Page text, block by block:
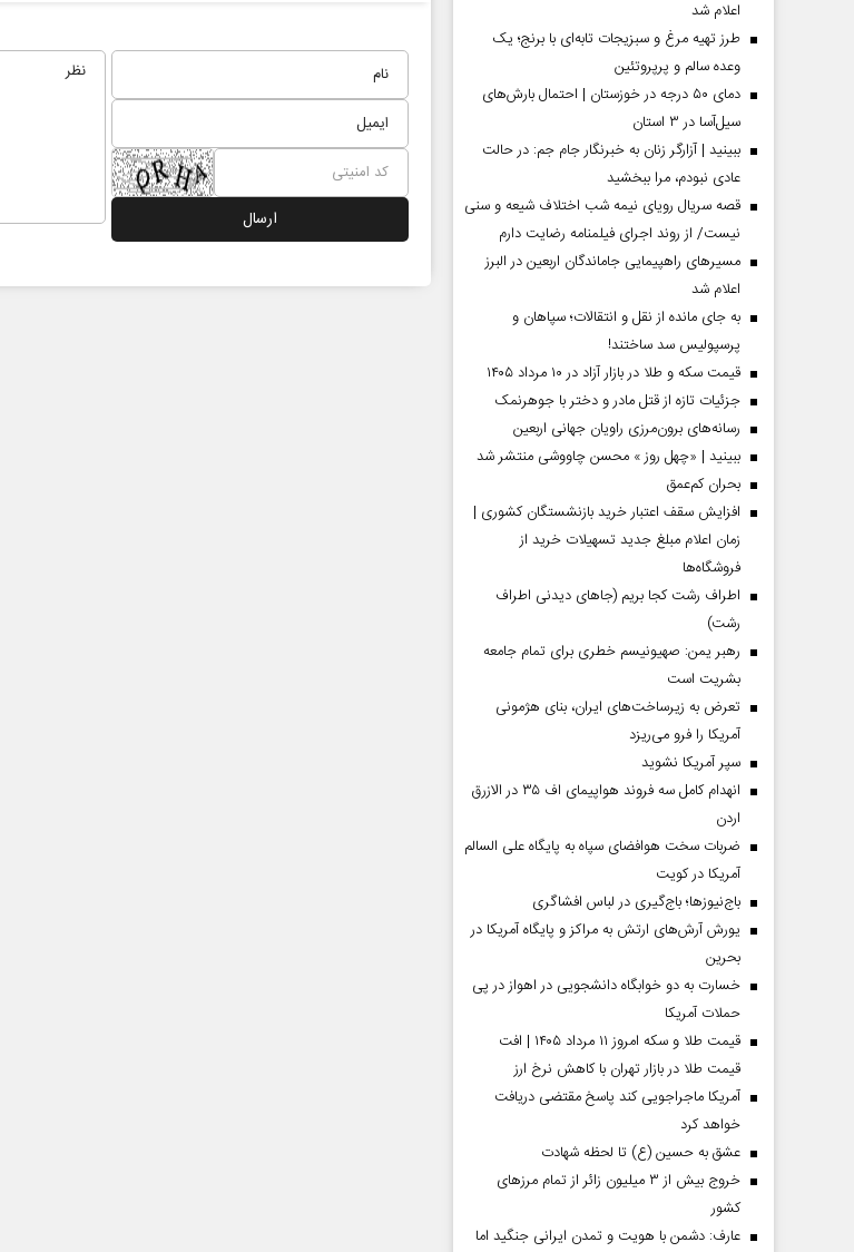
اعلام شد
طرز تهیه مرغ و سبزیجات تابه‌ای با برنج؛ یک
وعده سالم و پرپروتئین
دمای ۵۰ درجه در خوزستان | احتمال بارش‌های
سیل‌آسا در ۳ استان
ببینید | آزارگر زنان به خبرنگار جام جم: در حالت
عادی نبودم، مرا ببخشید
قصه سریال رویای نیمه شب اختلاف شیعه و سنی
نیست/ از روند اجرای فیلمنامه رضایت دارم
مسیر‌های راهپیمایی جاماندگان اربعین در البرز
اعلام شد
به جای مانده از نقل و انتقالات؛ سپاهان و
پرسپولیس سد ساختند!
قیمت سکه و طلا در بازار آزاد در ۱۰ مرداد ۱۴۰۵
جزئیات تازه از قتل مادر و دختر با جوهرنمک
رسانه‌های برون‌مرزی راویان جهانی اربعین
ببینید | «چهل روز » محسن چاووشی منتشر شد
بحران کم‌عمق
افزایش سقف اعتبار خرید بازنشستگان کشوری |
زمان اعلام مبلغ جدید تسهیلات خرید از
فروشگاه‌ها
اطراف رشت کجا بریم (جاهای دیدنی اطراف
رشت)
رهبر یمن: صهیونیسم خطری برای تمام جامعه
بشریت است
تعرض به زیرساخت‌های ایران، بنای هژمونی
آمریکا را فرو می‌ریزد
سپر آمریکا نشوید
انهدام کامل سه فروند هواپیمای اف ۳۵ در الازرق
اردن
ضربات سخت هوافضای سپاه به پایگاه علی السالم
آمریکا در کویت
باج‌نیوزها؛ باج‌گیری در لباس افشاگری
یورش آرش‌های ارتش به مراکز و پایگاه‌ آمریکا در
بحرین
خسارت به دو خوابگاه دانشجویی در اهواز در پی
حملات آمریکا
قیمت طلا و سکه امروز ۱۱ مرداد ۱۴۰۵ | افت
قیمت طلا در بازار تهران با کاهش نرخ ارز
آمریکا ماجراجویی کند پاسخ مقتضی دریافت
خواهد کرد
عشق به حسین (ع) تا لحظه شهادت
خروج بیش از ۳ میلیون زائر از تمام مرز‌های
کشور
عارف: دشمن با هویت و تمدن ایرانی جنگید اما
صفحات نخست روزنامه ها‌ی یکشنبه ۴ مردادماه